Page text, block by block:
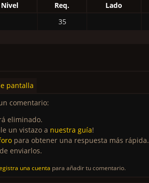
Nivel Req. Lado
35
pantalla
comentario:
eliminado.
un vistazo a nuestra guía!
para obtener una respuesta más rápida.
enviarlos.
una cuenta para añadir tu comentario.